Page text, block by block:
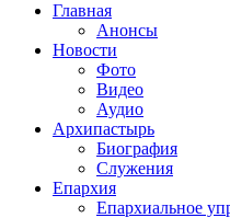
Главная
Анонсы
Новости
Фото
Видео
Аудио
Архипастырь
Биография
Служения
Епархия
Епархиальное